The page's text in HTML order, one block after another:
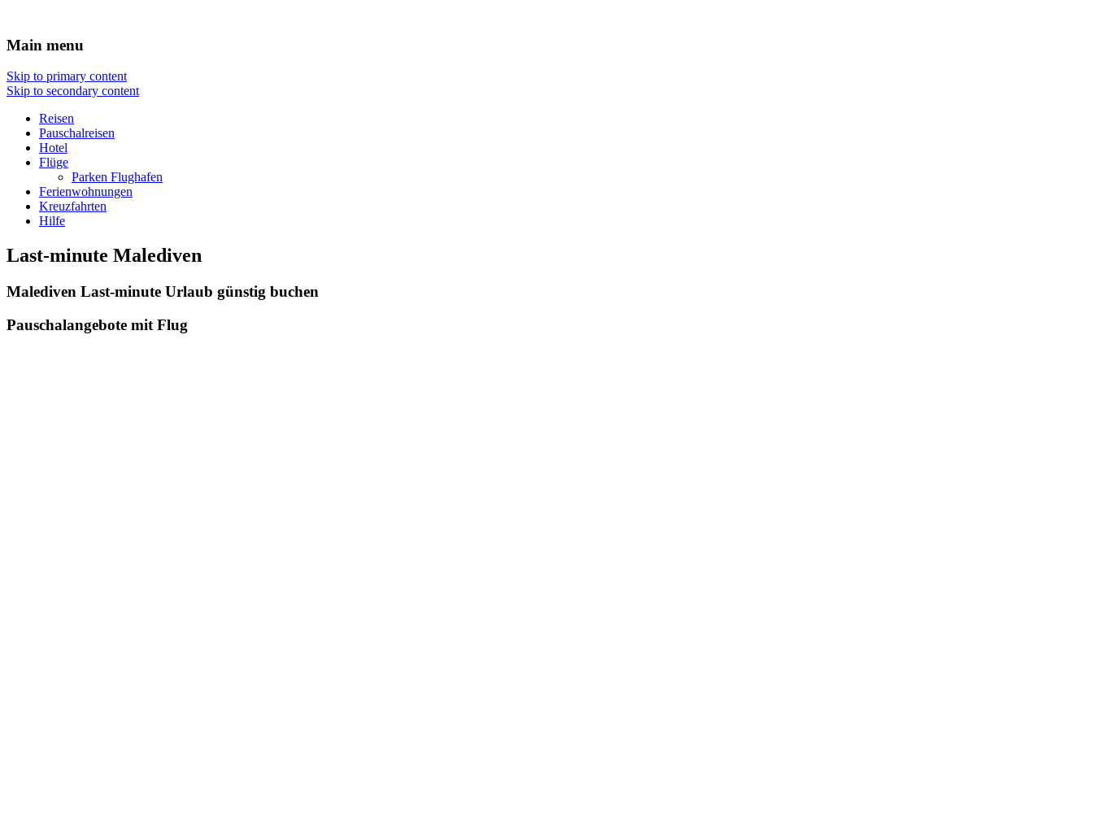
Reisen Hotel Flug
Main menu
Skip to primary content
Skip to secondary content
Reisen
Pauschalreisen
Hotel
Flüge
Parken Flughafen
Ferienwohnungen
Kreuzfahrten
Hilfe
Last-minute Malediven
Malediven Last-minute Urlaub günstig buchen
Pauschalangebote mit Flug